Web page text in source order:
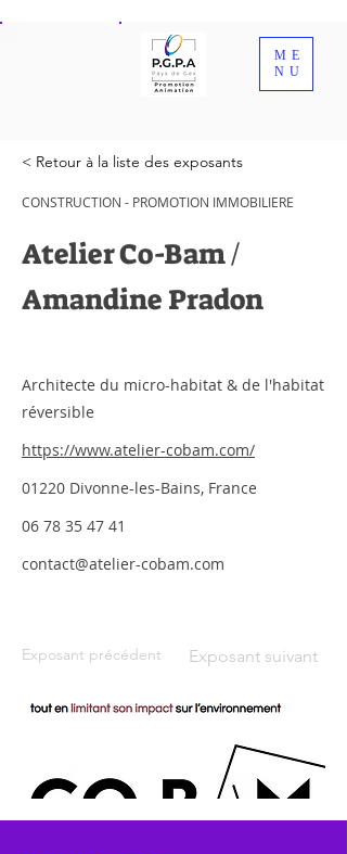
ME
NU
< Retour à la liste des exposants
CONSTRUCTION - PROMOTION IMMOBILIERE
Atelier Co-Bam /
Amandine Pradon
Architecte du micro-habitat & de l'habitat
réversible
https://www.atelier-cobam.com/
01220 Divonne-les-Bains, France
06 78 35 47 41
contact@atelier-cobam.com
Exposant précédent Exposant suivant